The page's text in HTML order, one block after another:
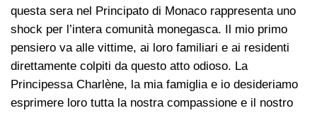
questa sera nel Principato di Monaco rappresenta uno
shock per l’intera comunità monegasca. Il mio primo
pensiero va alle vittime, ai loro familiari e ai residenti
direttamente colpiti da questo atto odioso. La
Principessa Charlène, la mia famiglia e io desideriamo
esprimere loro tutta la nostra compassione e il nostro